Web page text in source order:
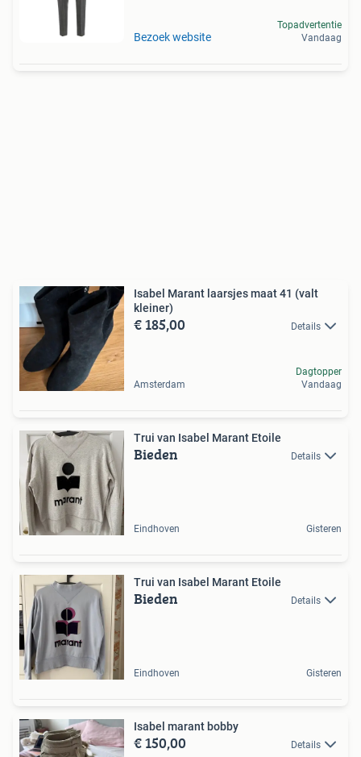
Bezoek website
Topadvertentie
Vandaag
Isabel Marant laarsjes maat 41 (valt
kleiner)
€ 185,00 Details
Amsterdam
Dagtopper
Vandaag
Trui van Isabel Marant Etoile
Bieden Details
Eindhoven Gisteren
Trui van Isabel Marant Etoile
Bieden Details
Eindhoven Gisteren
Isabel marant bobby
€ 150,00 Details